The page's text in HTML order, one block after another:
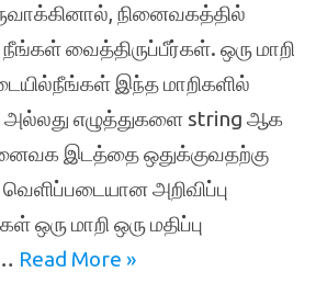
நினைவகத்தில்
வைத்திருப்பீர்கள். ஒரு மாறி
இந்த மாறிகளில்
அல்லது எழுத்துகளை string ஆக
இடத்தை ஒதுக்குவதற்கு
அறிவிப்பு
மாறி ஒரு மதிப்பு
Read More »